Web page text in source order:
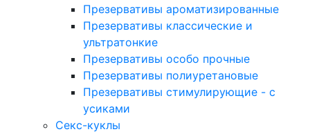
Презервативы ароматизированные
Презервативы классические и
ультратонкие
Презервативы особо прочные
Презервативы полиуретановые
Презервативы стимулирующие - с
усиками
Секс-куклы